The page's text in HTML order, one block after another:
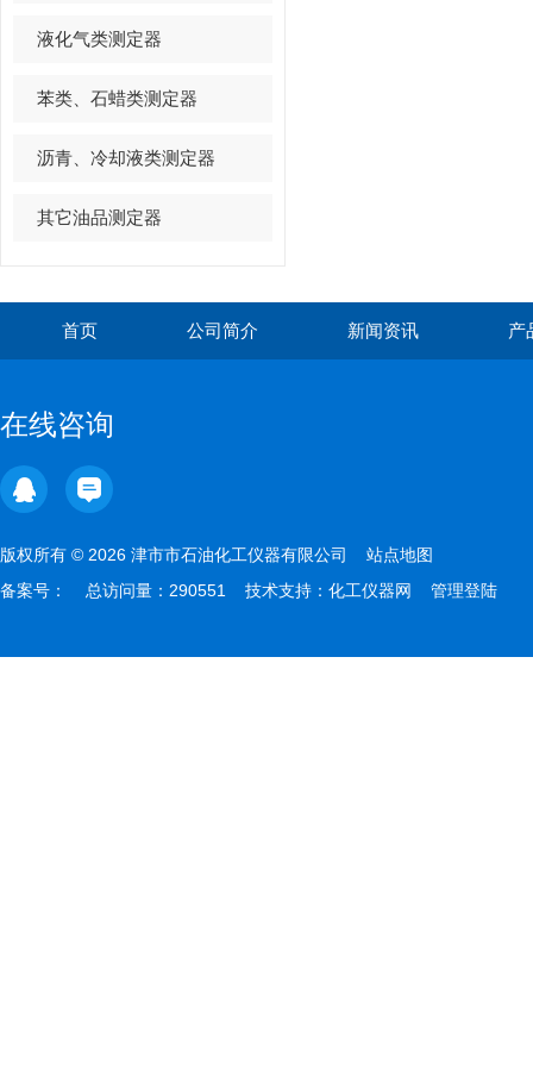
液化气类测定器
苯类、石蜡类测定器
沥青、冷却液类测定器
其它油品测定器
首页 公司简介 新闻资讯 产
在线咨询
版权所有 © 2026 津市市石油化工仪器有限公司 站点地图
备案号：
总访问量：290551 技术支持： 化工仪器网 管理登陆